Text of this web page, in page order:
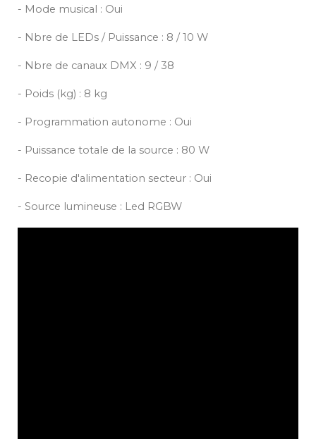
- Mode musical : Oui
- Nbre de LEDs / Puissance : 8 / 10 W
- Nbre de canaux DMX : 9 / 38
- Poids (kg) : 8 kg
- Programmation autonome : Oui
- Puissance totale de la source : 80 W
- Recopie d'alimentation secteur : Oui
- Source lumineuse : Led RGBW